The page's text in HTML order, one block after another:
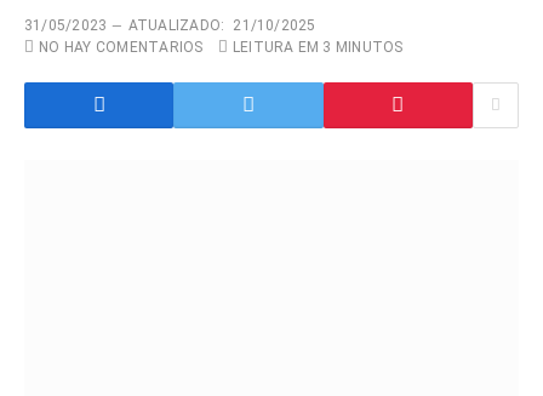
31/05/2023 ATUALIZADO:
21/10/2025
NO HAY COMENTARIOS
LEITURA EM 3 MINUTOS